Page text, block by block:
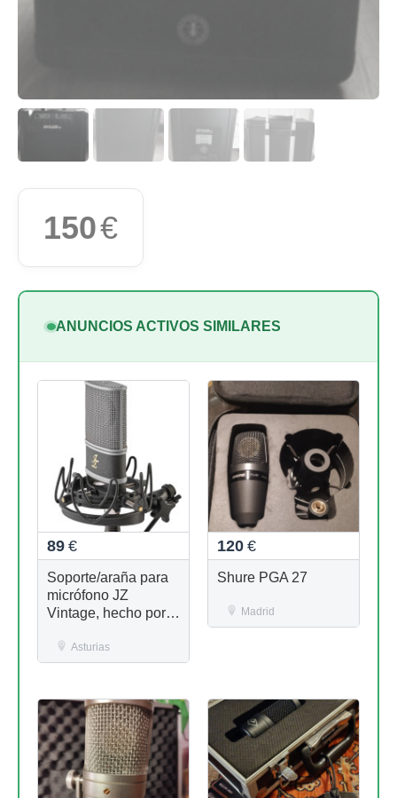
150€
ANUNCIOS ACTIVOS SIMILARES
89 €
Soporte/araña para
micrófono JZ
Vintage, hecho por
Asturias
120 €
Shure PGA 27
Madrid